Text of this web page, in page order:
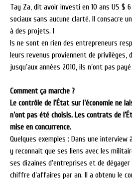
Tay Za, dit avoir investi en 10 ans US $
sociaux sans aucune clarté. Il consacre
à des projets. I
ls ne sont en rien des entrepreneurs
leurs revenus proviennent de privilèges,
jusqu’aux années 2010, ils n’ont pas
Comment ça marche ?
Le contrôle de l’État sur l’économie ne
n’ont pas été choisis. Les contrats de
mise en concurrence.
Quelques exemples : Dans une interview
y reconnait que ses liens avec les
ses dizaines d’entreprises et de
chiffre d’affaires par an. Il a obtenu le